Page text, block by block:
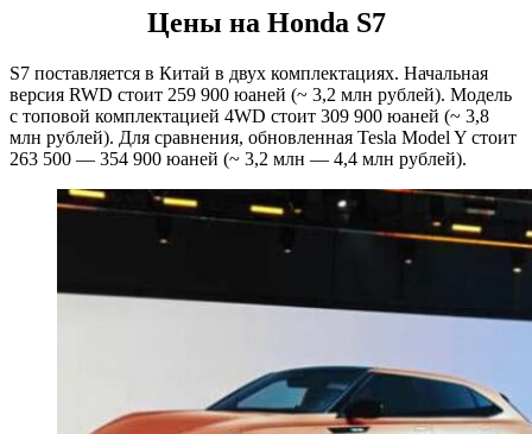
Цены на Honda S7
S7 поставляется в Китай в двух комплектациях. Начальная
версия RWD стоит 259 900 юаней (~ 3,2 млн рублей). Модель
с топовой комплектацией 4WD стоит 309 900 юаней (~ 3,8
млн рублей). Для сравнения, обновленная Tesla Model Y стоит
263 500 — 354 900 юаней (~ 3,2 млн — 4,4 млн рублей).